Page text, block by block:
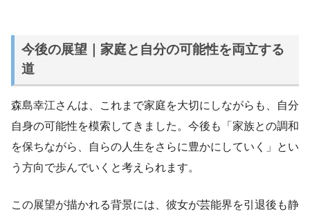
今後の展望｜家庭と自分の可能性を両立する
道
森島幸江さんは、これまで家庭を大切にしながらも、自分
自身の可能性を模索してきました。今後も「家族との調和
を保ちながら、自らの人生をさらに豊かにしていく」とい
う方向で歩んでいくと考えられます。
この展望が描かれる背景には、彼女が芸能界を引退後も静